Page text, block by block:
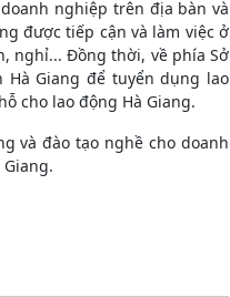
nghiệp trên địa bàn và
được tiếp cận và làm việc ở
nghỉ... Đồng thời, về phía Sở
Hà Giang để tuyển dụng lao
cho lao động Hà Giang.
và đào tạo nghề cho doanh